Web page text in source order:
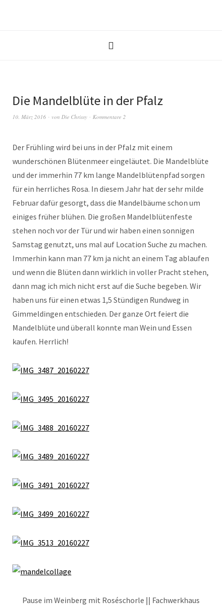
Die Mandelblüte in der Pfalz
10. März 2016 von Die Chrissy Kommentare 2
Der Frühling wird bei uns in der Pfalz mit einem
wunderschönen Blütenmeer eingeläutet. Die Mandelblüte
und der immerhin 77 km lange Mandelblütenpfad sorgen
für ein herrliches Rosa. In diesem Jahr hat der sehr milde
Februar dafür gesorgt, dass die Mandelbäume schon um
einiges früher blühen. Die großen Mandelblütenfeste
stehen noch vor der Tür und wir haben einen sonnigen
Samstag genutzt, uns mal auf Location Suche zu machen.
Immerhin kann man 77 km ja nicht an einem Tag ablaufen
und wenn die Blüten dann wirklich in voller Pracht stehen,
dann mag ich mich nicht erst auf die Suche begeben. Wir
haben uns für einen etwas 1,5 Stündigen Rundweg in
Gimmeldingen entschieden. Der ganze Ort feiert die
Mandelblüte und überall konnte man Wein und Essen
kaufen. Herrlich!
Pause im Weinberg mit Roséschorle || Fachwerkhaus